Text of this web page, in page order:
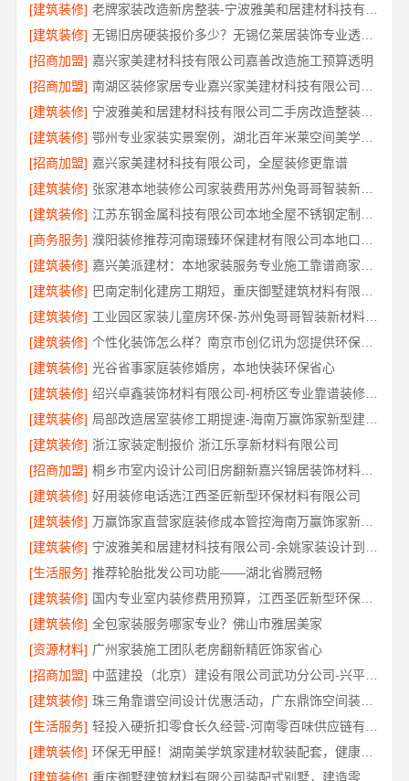
[建筑装修]
[建筑装修]
无锡旧房硬装报价多少？无锡亿莱居装饰专业透明报价
[招商加盟] 嘉兴家美建材科技有限公司嘉善改造施工预算透明
[招商加盟]
[建筑装修]
宁波雅美和居建材科技有限公司二手房改造整装服务
[建筑装修]
鄂州专业家装实景案例，湖北百年米莱空间美学装饰材料有限公司
[招商加盟] 嘉兴家美建材科技有限公司，全屋装修更靠谱
[建筑装修]
张家港本地装修公司家装费用苏州兔哥哥智装新材料有限公司省心
[建筑装修]
[商务服务]
[建筑装修]
[建筑装修]
[建筑装修]
工业园区家装儿童房环保-苏州兔哥哥智装新材料有限公司
[建筑装修]
个性化装饰怎么样？南京市创亿讯为您提供环保全包方案
[建筑装修] 光谷省事家庭装修婚房，本地快装环保省心
[建筑装修]
绍兴卓鑫装饰材料有限公司-柯桥区专业靠谱装修自有施工队
[建筑装修]
局部改造居室装修工期提速-海南万赢饰家新型建筑材料有限公司
[建筑装修] 浙江家装定制报价 浙江乐享新材料有限公司
[招商加盟]
桐乡市室内设计公司旧房翻新嘉兴锦居装饰材料有限公司
[建筑装修] 好用装修电话选江西圣匠新型环保材料有限公司
[建筑装修]
万赢饰家直营家庭装修成本管控海南万赢饰家新型建筑材料有限公司
[建筑装修]
[生活服务] 推荐轮胎批发公司功能——湖北省腾冠畅
[建筑装修]
国内专业室内装修费用预算，江西圣匠新型环保材料有限公司
[建筑装修] 全包家装服务哪家专业？佛山市雅居美家
[资源材料] 广州家装施工团队老房翻新精匠饰家省心
[招商加盟]
中蓝建投（北京）建设有限公司武功分公司-兴平装修靠谱全包
[建筑装修]
珠三角靠谱空间设计优惠活动，广东鼎饰空间装饰工程有限公司闭口合同无增项
[生活服务]
[建筑装修]
环保无甲醛！湖南美学筑家建材软装配套，健康装修首选
[建筑装修]
重庆御墅建筑材料有限公司装配式别墅，建造零增项